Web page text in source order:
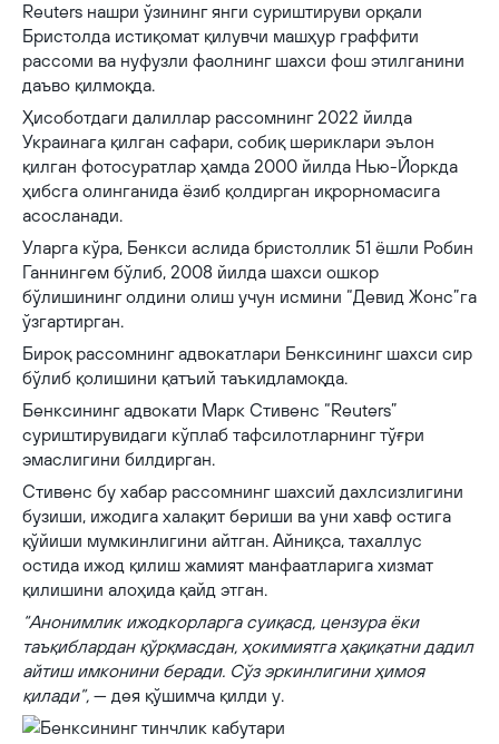
Reuters нашри ўзининг янги суриштируви орқали
Бристолда истиқомат қилувчи машҳур граффити
рассоми ва нуфузли фаолнинг шахси фош этилганини
даъво қилмоқда.
Ҳисоботдаги далиллар рассомнинг 2022 йилда
Украинага қилган сафари, собиқ шериклари эълон
қилган фотосуратлар ҳамда 2000 йилда Нью-Йоркда
ҳибсга олинганида ёзиб қолдирган иқрорномасига
асосланади.
Уларга кўра, Бенкси аслида бристоллик 51 ёшли Робин
Ганнингем бўлиб, 2008 йилда шахси ошкор
бўлишининг олдини олиш учун исмини “Девид Жонс”га
ўзгартирган.
Бироқ рассомнинг адвокатлари Бенксининг шахси сир
бўлиб қолишини қатъий таъкидламоқда.
Бенксининг адвокати Марк Стивенс “Reuters”
суриштирувидаги кўплаб тафсилотларнинг тўғри
эмаслигини билдирган.
Стивенс бу хабар рассомнинг шахсий дахлсизлигини
бузиши, ижодига халақит бериши ва уни хавф остига
қўйиши мумкинлигини айтган. Айниқса, тахаллус
остида ижод қилиш жамият манфаатларига хизмат
қилишини алоҳида қайд этган.
“Анонимлик ижодкорларга суиқасд, цензура ёки
таъқиблардан қўрқмасдан, ҳокимиятга ҳақиқатни дадил
айтиш имконини беради. Сўз эркинлигини ҳимоя
қилади”, — дея қўшимча қилди у.